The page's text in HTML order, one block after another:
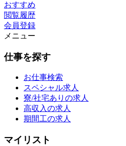
おすすめ
閲覧履歴
会員登録
メニュー
仕事を探す
お仕事検索
スペシャル求人
寮/社宅ありの求人
高収入の求人
期間工の求人
マイリスト